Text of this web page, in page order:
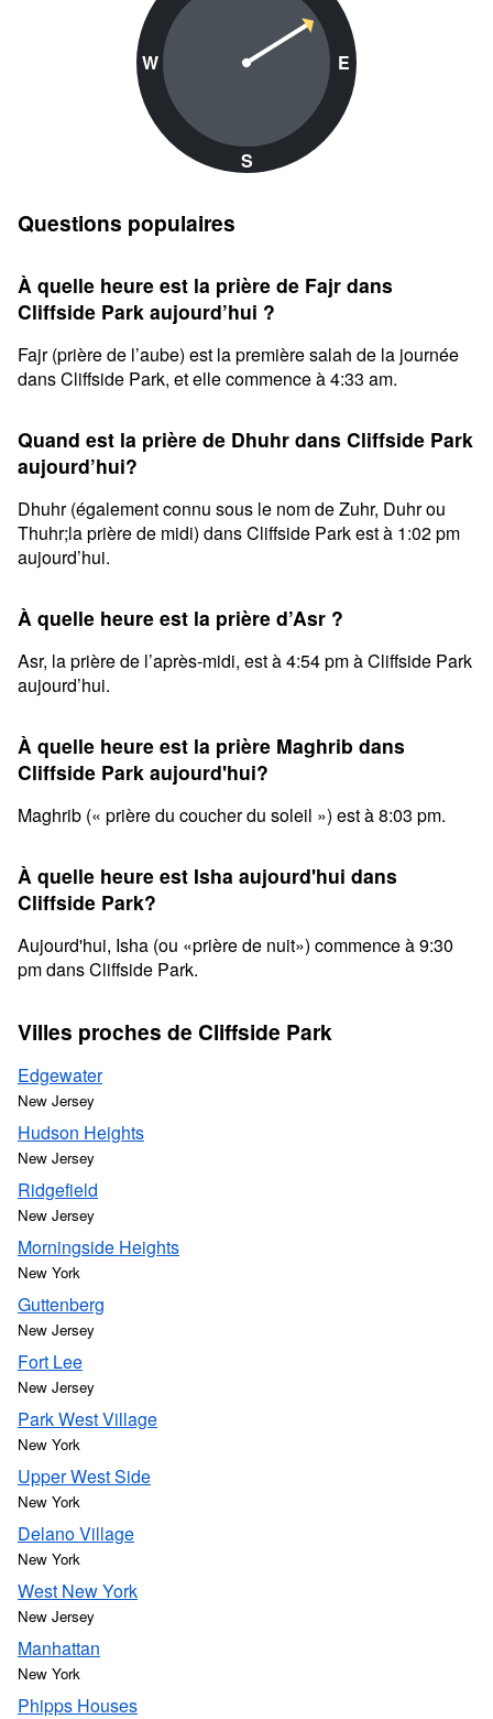
W
S
E
Questions populaires
À quelle heure est la prière de Fajr dans
Cliffside Park aujourd’hui ?
Fajr (prière de l’aube) est la première salah de la journée
dans Cliffside Park, et elle commence à 4:33 am.
Quand est la prière de Dhuhr dans Cliffside Park
aujourd’hui?
Dhuhr (également connu sous le nom de Zuhr, Duhr ou
Thuhr;la prière de midi) dans Cliffside Park est à 1:02 pm
aujourd’hui.
À quelle heure est la prière d’Asr ?
Asr, la prière de l’après-midi, est à 4:54 pm à Cliffside Park
aujourd’hui.
À quelle heure est la prière Maghrib dans
Cliffside Park aujourd'hui?
Maghrib (« prière du coucher du soleil ») est à 8:03 pm.
À quelle heure est Isha aujourd'hui dans
Cliffside Park?
Aujourd'hui, Isha (ou «prière de nuit») commence à 9:30
pm dans Cliffside Park.
Villes proches de Cliffside Park
Edgewater
New Jersey
Hudson Heights
New Jersey
Ridgefield
New Jersey
Morningside Heights
New York
Guttenberg
New Jersey
Fort Lee
New Jersey
Park West Village
New York
Upper West Side
New York
Delano Village
New York
West New York
New Jersey
Manhattan
New York
Phipps Houses